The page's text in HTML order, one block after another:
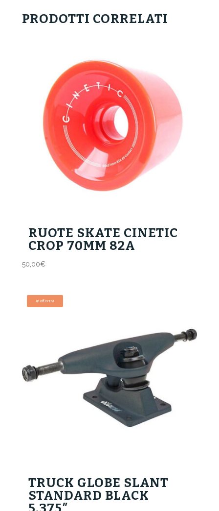
PRODOTTI CORRELATI
RUOTE SKATE CINETIC
CROP 70MM 82A
50,00€
In offerta!
TRUCK GLOBE SLANT
STANDARD BLACK